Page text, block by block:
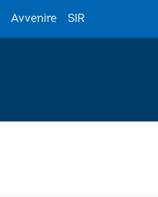
Avvenire SIR